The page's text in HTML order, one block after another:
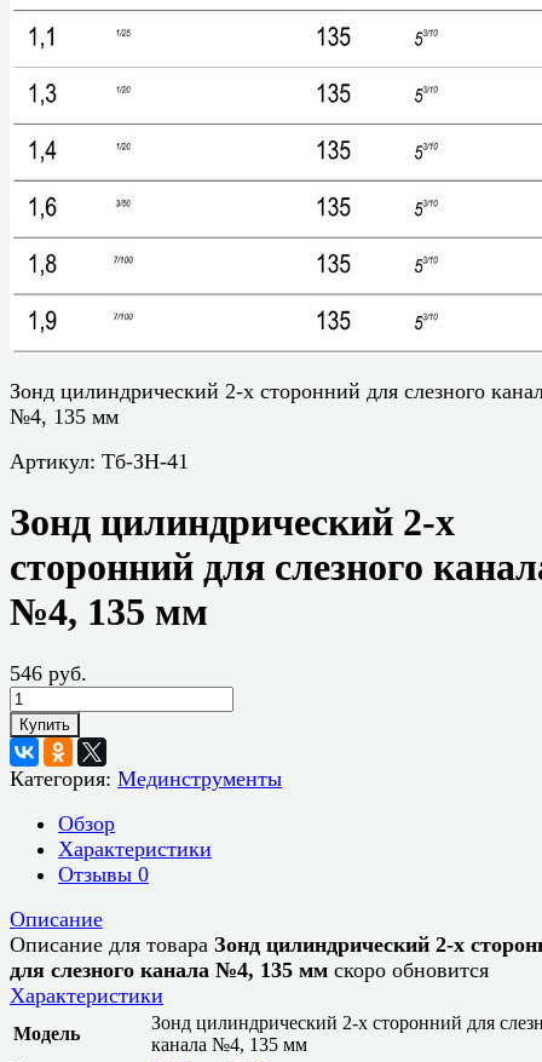
Зонд цилиндрический 2-х сторонний для слезного
№4, 135 мм
Артикул: Тб-ЗН-41
Зонд цилиндрический 2-х
сторонний для слезного
№4, 135 мм
546 руб.
Купить
Категория: Мединструменты
Обзор
Характеристики
Отзывы 0
Описание
Описание для товара Зонд цилиндрический 2-х
для слезного канала №4, 135 мм скоро обновится
Характеристики
Модель
Зонд цилиндрический 2-х сторонний для
канала №4, 135 мм